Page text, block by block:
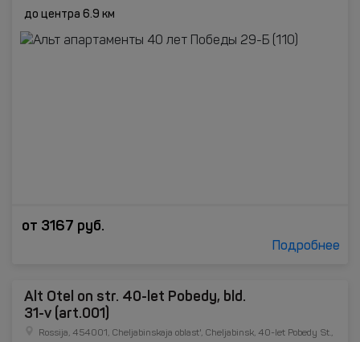
до центра 6.9 км
от 3167 руб.
Подробнее
Alt Otel on str. 40-let Pobedy, bld.
31-v (art.001)
Rossija, 454001, Cheljabinskaja oblast', Cheljabinsk, 40-let Pobedy St.,